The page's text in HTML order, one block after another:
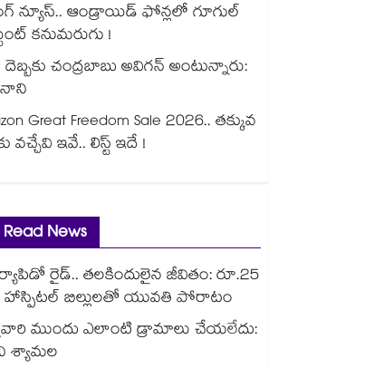
న్యూస్.. ఆండ్రాయిడ్ ఫోన్లలో గూగుల్
కనుమరుగు !
చంద్రబాబు అవిగన్ అంటున్నారు:
నాని
Great Freedom Sale 2026.. తక్కువ
వచ్చేవి ఇవే.. లిస్ట్ ఇదే !
News
రైడ్.. తలకిందులైన జీవితం: రూ.25
హాస్పిటల్ బిల్లులతో యువతి పోరాటం
ముందు ఎలాంటి డ్రామాలు చేయలేదు:
శ్యామల